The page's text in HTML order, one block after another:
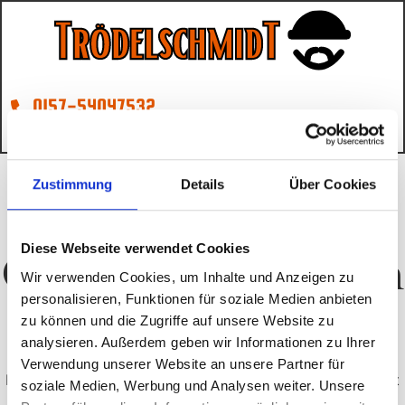
Zustimmung Details Über Cookies
Diese Webseite verwendet Cookies
Wir verwenden Cookies, um Inhalte und Anzeigen zu
personalisieren, Funktionen für soziale Medien anbieten
zu können und die Zugriffe auf unsere Website zu
analysieren. Außerdem geben wir Informationen zu Ihrer
Verwendung unserer Website an unsere Partner für
soziale Medien, Werbung und Analysen weiter. Unsere
0157-54047532
Großes kündigt sich
an
Hier bahnt sich etwas Großes an! Unser Shop ist in Arbeit